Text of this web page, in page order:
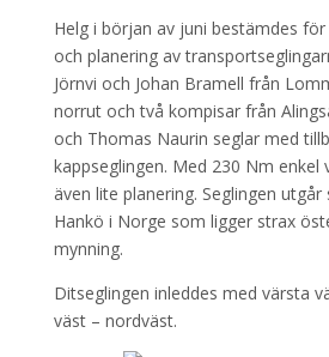
Helg i början av juni bestämdes
och planering av
Jörnvi och Johan Bramell från
norrut och två kompisar från
och Thomas Naurin seglar med
kappseglingen. Med 230 Nm enkel
även lite planering. Seglingen
Hankö i Norge som ligger strax
mynning.
Ditseglingen inleddes med värsta
väst – nordväst.